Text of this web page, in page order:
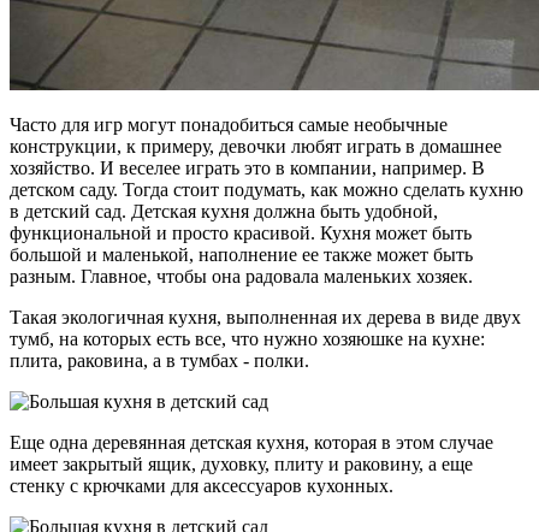
Часто для игр могут понадобиться самые необычные
конструкции, к примеру, девочки любят играть в домашнее
хозяйство. И веселее играть это в компании, например. В
детском саду. Тогда стоит подумать, как можно сделать кухню
в детский сад. Детская кухня должна быть удобной,
функциональной и просто красивой. Кухня может быть
большой и маленькой, наполнение ее также может быть
разным. Главное, чтобы она радовала маленьких хозяек.
Такая экологичная кухня, выполненная их дерева в виде двух
тумб, на которых есть все, что нужно хозяюшке на кухне:
плита, раковина, а в тумбах - полки.
Еще одна деревянная детская кухня, которая в этом случае
имеет закрытый ящик, духовку, плиту и раковину, а еще
стенку с крючками для аксессуаров кухонных.